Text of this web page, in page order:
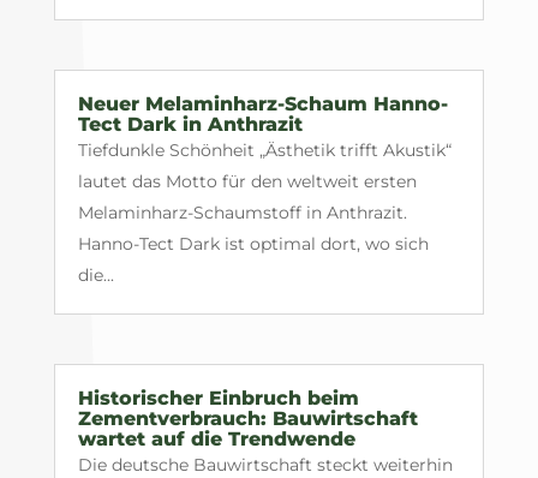
Neuer Melaminharz-Schaum Hanno-
Tect Dark in Anthrazit
Tiefdunkle Schönheit „Ästhetik trifft Akustik“
lautet das Motto für den weltweit ersten
Melaminharz-Schaumstoff in Anthrazit.
Hanno-Tect Dark ist optimal dort, wo sich
die...
Historischer Einbruch beim
Zementverbrauch: Bauwirtschaft
wartet auf die Trendwende
Die deutsche Bauwirtschaft steckt weiterhin